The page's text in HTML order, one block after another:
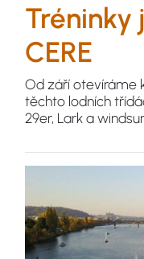
Tréninky
CERE
Od září otevíráme
těchto lodních
29er, Lark a